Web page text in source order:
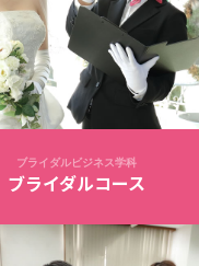
ブライダルビジネス学科
ブライダルコース